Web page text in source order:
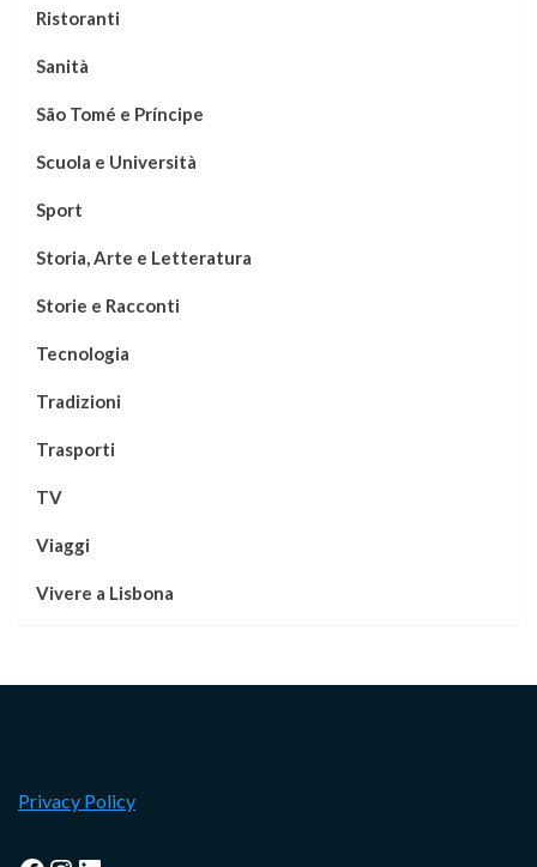
Ristoranti
Sanità
São Tomé e Príncipe
Scuola e Università
Sport
Storia, Arte e Letteratura
Storie e Racconti
Tecnologia
Tradizioni
Trasporti
TV
Viaggi
Vivere a Lisbona
Privacy Policy